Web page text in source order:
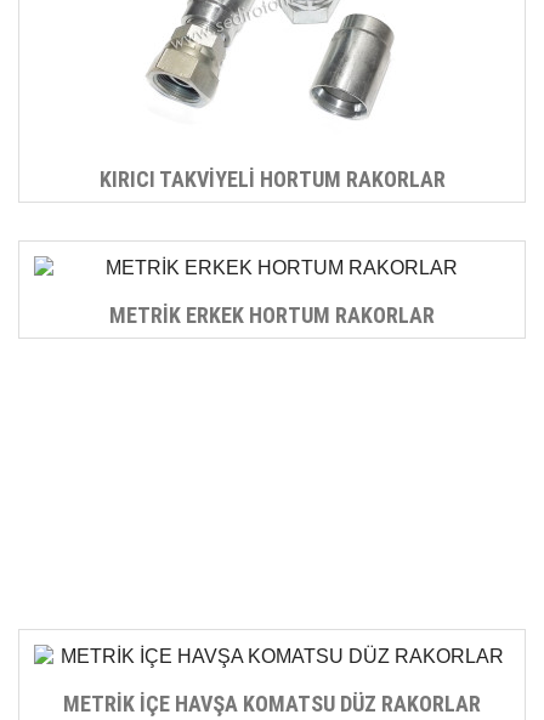
KIRICI TAKVİYELİ HORTUM RAKORLAR
METRİK ERKEK HORTUM RAKORLAR
METRİK İÇE HAVŞA KOMATSU DÜZ RAKORLAR